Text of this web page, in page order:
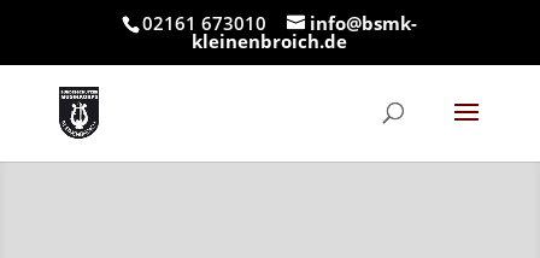
02161 673010 info@bsmk-
kleinenbroich.de